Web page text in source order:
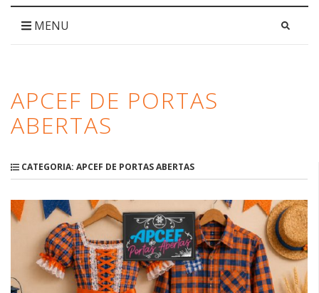
APCEF/SP
MENU
APCEF DE PORTAS
ABERTAS
CATEGORIA: APCEF DE PORTAS ABERTAS